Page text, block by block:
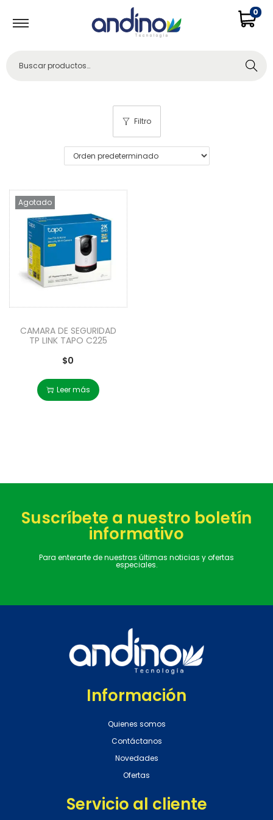
0
Buscar
Filtro
Agotado
CAMARA DE SEGURIDAD
TP LINK TAPO C225
$0
Leer más
Suscríbete a nuestro boletín
informativo
Para enterarte de nuestras últimas noticias y ofertas
especiales.
Información
Quienes somos
Contáctanos
Novedades
Ofertas
Servicio al cliente